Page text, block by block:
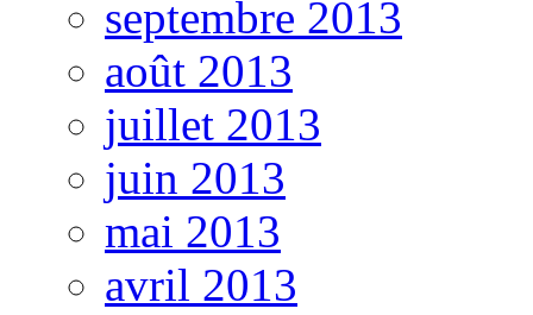
septembre 2013
août 2013
juillet 2013
juin 2013
mai 2013
avril 2013